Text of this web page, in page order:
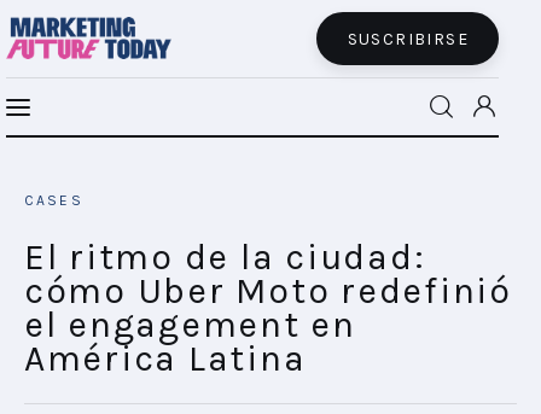
SUSCRIBIRSE
SHARE POST
INSIGHTS
FUTURE BRAND LAB
CASES
El ritmo de la ciudad:
cómo Uber Moto redefinió
el engagement en
América Latina